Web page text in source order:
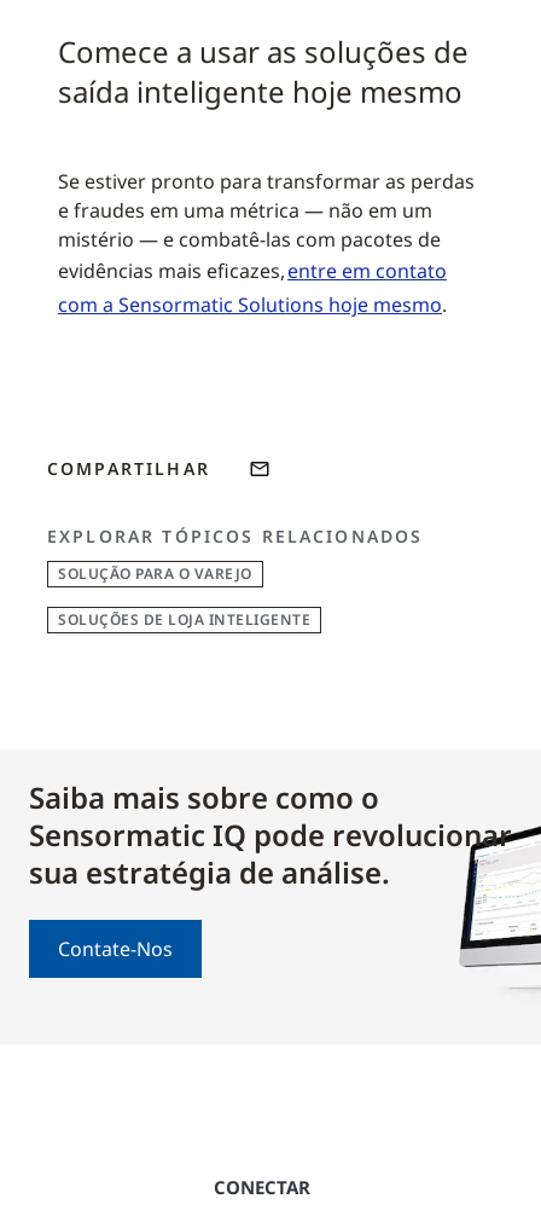
Comece a usar as soluções de
saída inteligente hoje mesmo
Se estiver pronto para transformar as perdas
e fraudes em uma métrica — não em um
mistério — e combatê-las com pacotes de
evidências mais eficazes,entre em contato
com a Sensormatic Solutions hoje mesmo.
COMPARTILHAR
EXPLORAR TÓPICOS RELACIONADOS
SOLUÇÃO PARA O VAREJO
SOLUÇÕES DE LOJA INTELIGENTE
Saiba mais sobre como o
Sensormatic IQ pode revolucionar
sua estratégia de análise.
Contate-Nos
CONECTAR